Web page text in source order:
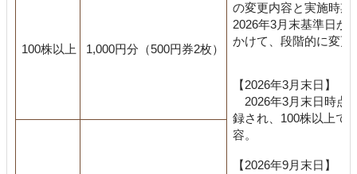
100株以上 1,000円分（500円券2枚）
の変更内容と実施時期
2026年3月末基準日か
かけて、段階的に変更
【2026年3月末日】
2026年3月末日時点
録され、100株以上で
容。
【2026年9月末日】